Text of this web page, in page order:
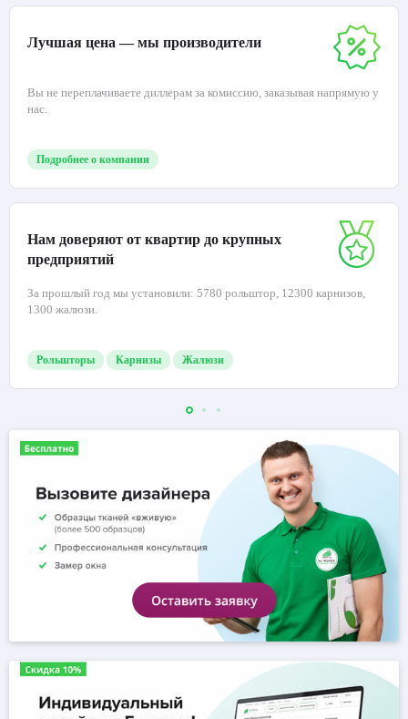
Лучшая цена — мы производители
Вы не переплачиваете диллерам за комиссию, заказывая напрямую у
нас.
Подробнее о компании
Нам доверяют от квартир до крупных
предприятий
За прошлый год мы установили: 5780 рольштор, 12300 карнизов,
1300 жалюзи.
Рольшторы Карнизы Жалюзи